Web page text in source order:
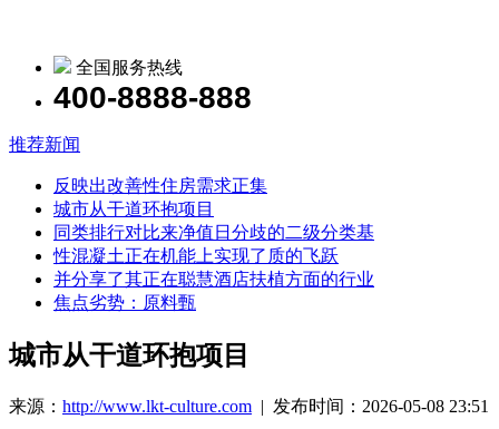
全国服务热线
400-8888-888
推荐新闻
反映出改善性住房需求正集
城市从干道环抱项目
同类排行对比来净值日分歧的二级分类基
性混凝土正在机能上实现了质的飞跃
并分享了其正在聪慧酒店扶植方面的行业
焦点劣势：原料甄
城市从干道环抱项目
来源： http://www.lkt-culture.com | 发布时间：2026-05-08 23:51